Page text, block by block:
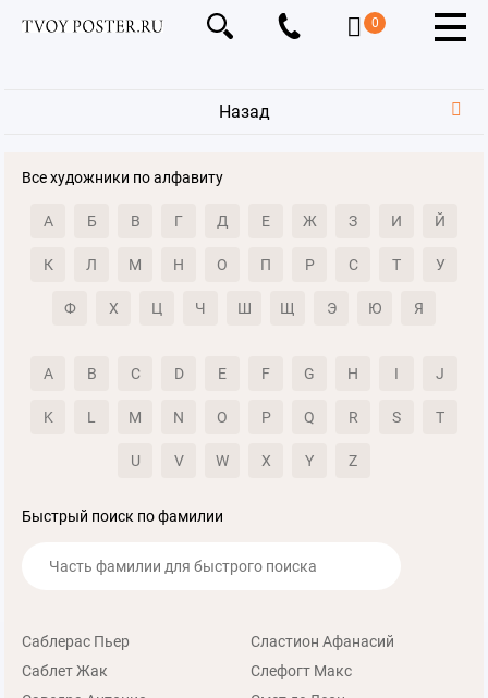
0
Назад
Все художники по алфавиту
А Б В Г Д Е Ж З И Й
К Л М Н О П Р С Т У
Ф Х Ц Ч Ш Щ Э Ю Я
A B C D E F G H I J
K L M N O P Q R S T
U V W X Y Z
Быстрый поиск по фамилии
Саблерас Пьер
Саблет Жак
Сластион Афанасий
Слефогт Макс